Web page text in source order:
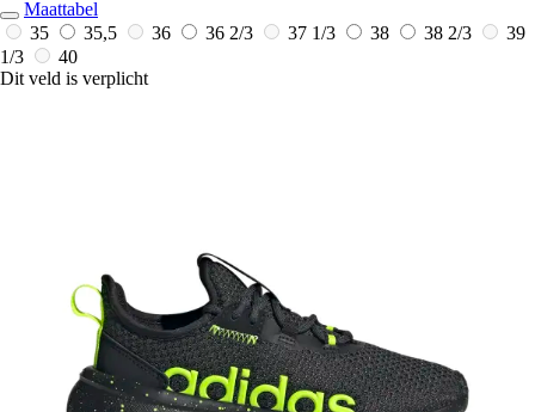
Maattabel
35
35,5 36 36 2/3 37 1/3 38 38 2/3
39
1/3
40
Dit veld is verplicht